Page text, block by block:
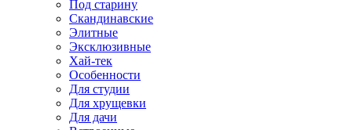
Под старину
Скандинавские
Элитные
Эксклюзивные
Хай-тек
Особенности
Для студии
Для хрущевки
Для дачи